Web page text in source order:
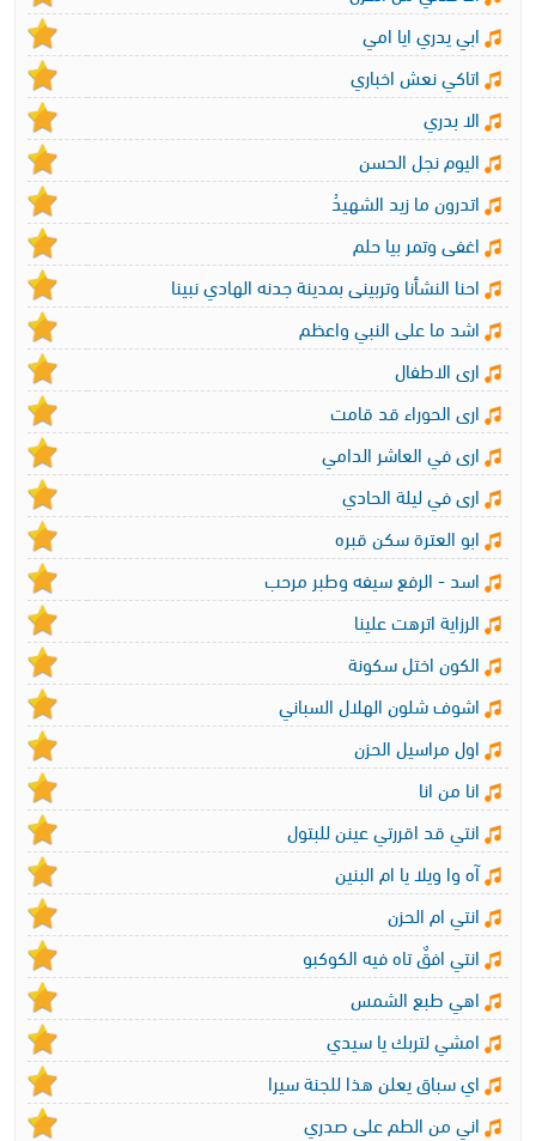
ابي يدري ايا امي
اتاكي نعش اخباري
الا بدري
اليوم نجل الحسن
اتدرون ما زيد الشهيدُ
اغفى وتمر بيا حلم
احنا النشأنا وتربينى بمدينة جدنه الهادي نبينا
اشد ما على النبي واعظم
ارى الاطفال
ارى الحوراء قد قامت
ارى في العاشر الدامي
ارى في ليلة الحادي
ابو العترة سكن قبره
اسد - الرفع سيفه وطبر مرحب
الرزاية اترهت علينا
الكون اختل سكونة
اشوف شلون الهلال السباني
اول مراسيل الحزن
انا من انا
انتي قد اقررتي عينن للبتول
آه وا ويلا يا ام البنين
انتي ام الحزن
انتي افقٌ تاه فيه الكوكبو
اهي طبع الشمس
امشي لتربك يا سيدي
اي سباق يعلن هذا للجنة سيرا
اني من الطم على صدري